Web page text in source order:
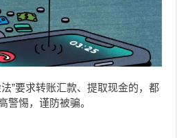
”要求转账汇款、提取现金的，都
警惕，谨防被骗。